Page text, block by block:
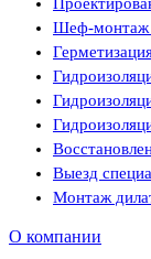
Шеф-монтаж
Выезд
Монтаж
О компании